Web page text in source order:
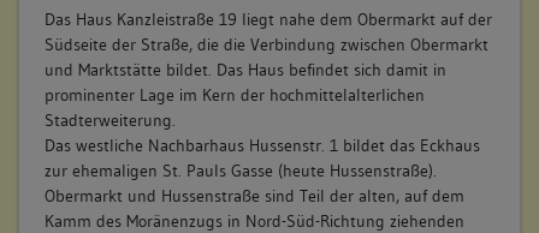
Das Haus Kanzleistraße 19 liegt nahe dem Obermarkt auf der
Südseite der Straße, die die Verbindung zwischen Obermarkt
und Marktstätte bildet. Das Haus befindet sich damit in
prominenter Lage im Kern der hochmittelalterlichen
Stadterweiterung.
Das westliche Nachbarhaus Hussenstr. 1 bildet das Eckhaus
zur ehemaligen St. Pauls Gasse (heute Hussenstraße).
Obermarkt und Hussenstraße sind Teil der alten, auf dem
Kamm des Moränenzugs in Nord-Süd-Richtung ziehenden